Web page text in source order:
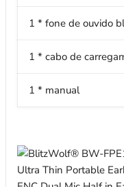
1 * fone de ouvido
1 * cabo de
1 * manual